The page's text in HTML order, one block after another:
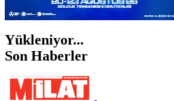
Yükleniyor...
Son Haberler